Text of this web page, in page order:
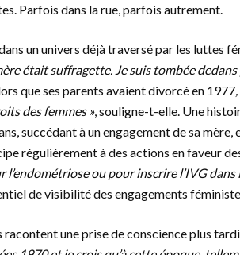
Parfois dans la rue, parfois autrement.
un univers déjà traversé par les luttes
était suffragette. Je suis tombée dedans
que ses parents avaient divorcé en 1977
des femmes », souligne-t-elle. Une
succédant à un engagement de sa mère,
régulièrement à des actions en faveur
l’endométriose ou pour inscrire l’IVG
de visibilité des engagements
racontent une prise de conscience plus